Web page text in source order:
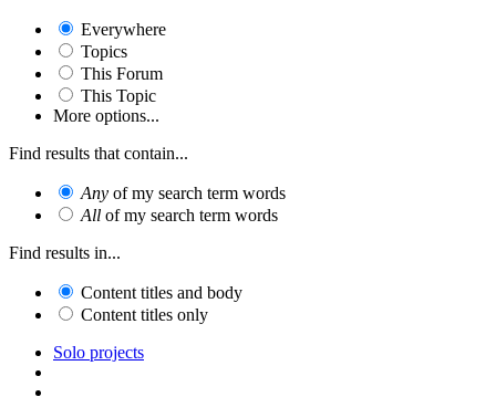
Everywhere
Topics
This Forum
This Topic
More options...
Find results that contain...
Any of my search term words
All of my search term words
Find results in...
Content titles and body
Content titles only
Solo projects